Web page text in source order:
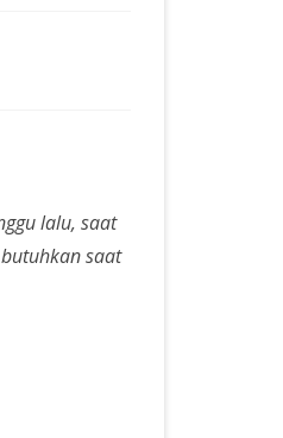
lalu, saat
saat